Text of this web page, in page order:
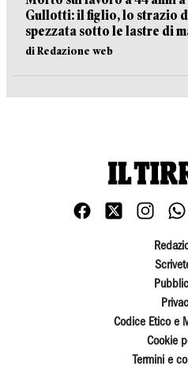
Gullotti: il figlio, lo strazio
spezzata sotto le lastre di
di Redazione web
Codice Etico e
Cookie
Termini e